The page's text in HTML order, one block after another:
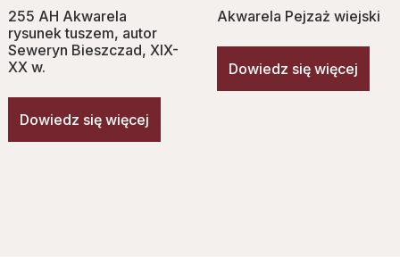
255 AH Akwarela
rysunek tuszem, autor
Seweryn Bieszczad, XIX-
XX w.
Dowiedz się więcej
Akwarela Pejzaż wiejski
Dowiedz się więcej